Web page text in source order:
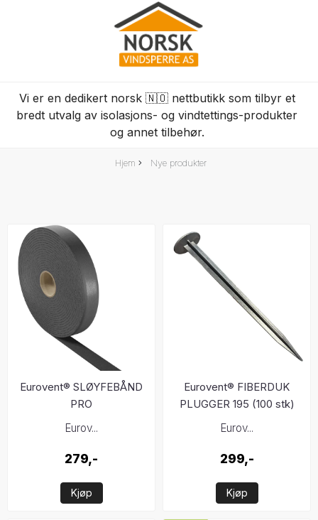
Vi er en dedikert norsk 🇳🇴 nettbutikk som tilbyr et
bredt utvalg av isolasjons- og vindtettings-produkter
og annet tilbehør.
Hjem Nye produkter
Eurovent® SLØYFEBÅND
PRO
Eurov...
279,-
Kjøp
Eurovent® FIBERDUK
PLUGGER 195 (100 stk)
Eurov...
299,-
Kjøp